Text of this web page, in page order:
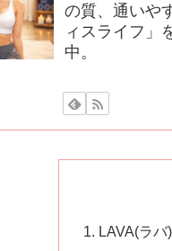
の質、通いや
ィスライフ」
中。
LAVA(ラ